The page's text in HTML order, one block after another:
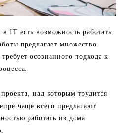
IT есть возможность работать
предлагает множество
осознанного подхода к
над которым трудится
чаще всего предлагают
работать из дома